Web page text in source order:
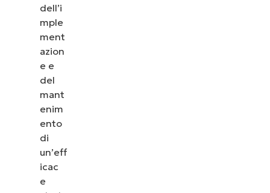
dell’i
mple
ment
azion
e e
del
mant
enim
ento
di
un’eff
icac
e